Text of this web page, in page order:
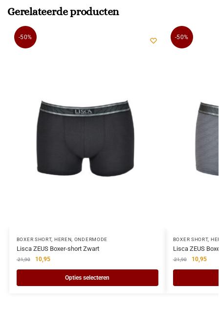
Gerelateerde producten
-50%
BOXER SHORT, HEREN ONDERMODE
Lisca ZEUS Boxer-short Zwart
21,90 10,95
Opties selecteren
-50%
BOXER SHORT,
Lisca ZEUS
21,90 10,95